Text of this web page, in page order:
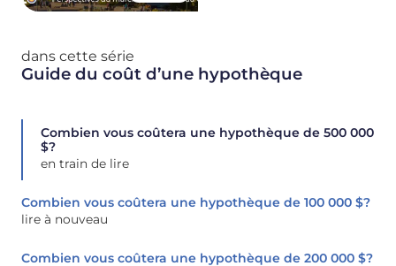
dans cette série
Guide du coût d’une hypothèque
Combien vous coûtera une hypothèque de 500 000
$?
en train de lire
Combien vous coûtera une hypothèque de 100 000 $?
lire à nouveau
Combien vous coûtera une hypothèque de 200 000 $?